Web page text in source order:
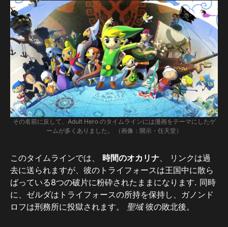
その名前に反して、Adult Hero のタイムラインには漫画をテーマにしたゲ
ームが多くありました。 （画像：開示・任天堂）
このタイムラインでは、 時間のオカリナ 、 リンクは過
去に送られますが、彼のトライフォースは王国中に散ら
ばっている8つの破片に粉砕されたままになります. 同時
に、ゼルダはトライフォースの所持を保持し、ガノンド
ロフは刑務所に投獄されます。 聖域彼の敗北後。